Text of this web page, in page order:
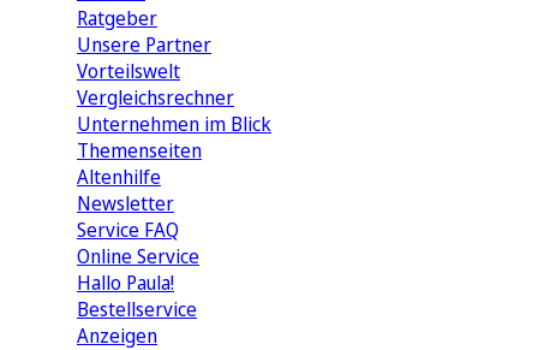
Ratgeber
Unsere Partner
Vorteilswelt
Vergleichsrechner
Unternehmen im Blick
Themenseiten
Altenhilfe
Newsletter
Service FAQ
Online Service
Hallo Paula!
Bestellservice
Anzeigen